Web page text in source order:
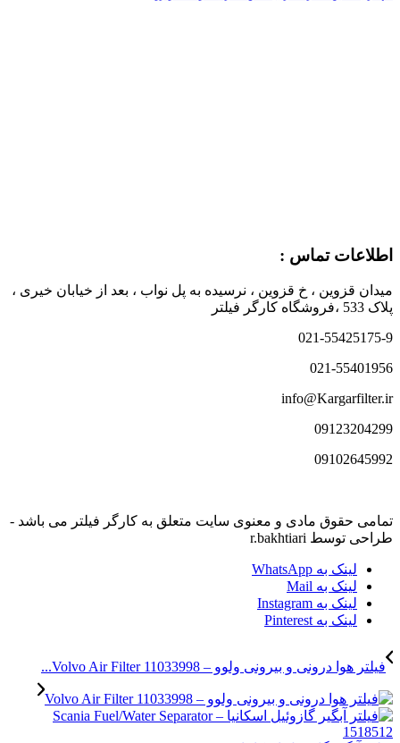
اطلاعات تماس :
میدان قزوین ، خ قزوین ، نرسیده به پل نواب ، بعد از خیابان خیری ،
پلاک 533 ،فروشگاه کارگر فیلتر
021-55425175-9
021-55401956
info@Kargarfilter.ir
09123204299
09102645992
تمامی حقوق مادی و معنوی سایت متعلق به کارگر فیلتر می باشد -
طراحی توسط r.bakhtiari
لینک به WhatsApp
لینک به Mail
لینک به Instagram
لینک به Pinterest
فیلتر هوا درونی و بیرونی ولوو – Volvo Air Filter 11033998...